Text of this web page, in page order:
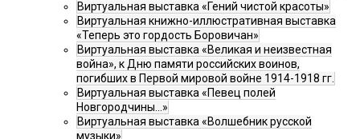
Виртуальная выставка «Гений чистой красоты»
Виртуальная книжно-иллюстративная выставка
«Теперь это гордость Боровичан»
Виртуальная выставка «Великая и неизвестная
война», к Дню памяти российских воинов,
погибших в Первой мировой войне 1914-1918 гг.
Виртуальная выставка «Певец полей
Новгородчины…»
Виртуальная выставка «Волшебник русской
музыки»